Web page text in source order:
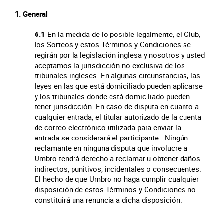
General
6.1 En la medida de lo posible legalmente, el Club,
los Sorteos y estos Términos y Condiciones se
regirán por la legislación inglesa y nosotros y usted
aceptamos la jurisdicción no exclusiva de los
tribunales ingleses. En algunas circunstancias, las
leyes en las que está domiciliado pueden aplicarse
y los tribunales donde está domiciliado pueden
tener jurisdicción. En caso de disputa en cuanto a
cualquier entrada, el titular autorizado de la cuenta
de correo electrónico utilizada para enviar la
entrada se considerará el participante. Ningún
reclamante en ninguna disputa que involucre a
Umbro tendrá derecho a reclamar u obtener daños
indirectos, punitivos, incidentales o consecuentes.
El hecho de que Umbro no haga cumplir cualquier
disposición de estos Términos y Condiciones no
constituirá una renuncia a dicha disposición.